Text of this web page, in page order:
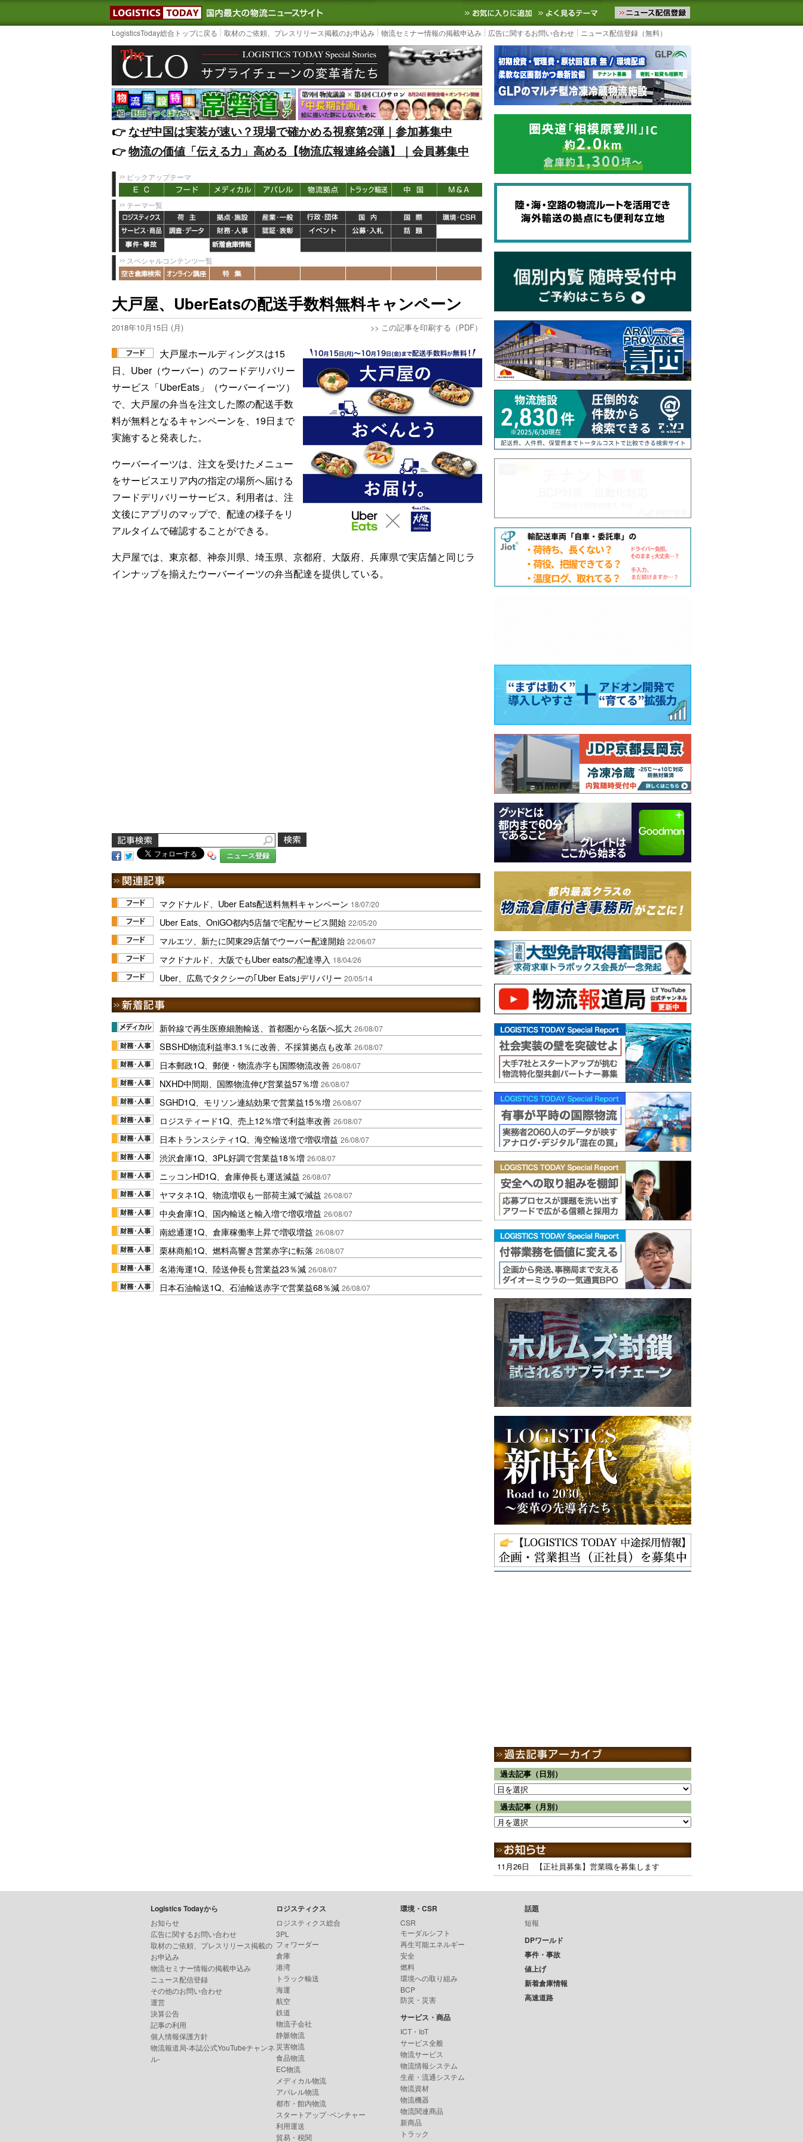
LOGISTICS TODAY｜国内最大の物流ニュースサイト3PL, SCMなど国内外の最新の物流ニュースをお届けします。物流ニュースメール配信を登録す
お気に入りに追加 よく見るテーマ
LogisticsToday総合トップに戻る 取材のご依頼、プレスリリース掲載のお申込み 物流セミナー情報の掲載申込み 広告に関するお問い合わせ ニュース配信登録（無料）
👉️なぜ中国は実装が速い？現場で確かめる視察第2弾｜参加募集中
👉️物流の価値「伝える力」高める【物流広報連絡会議】｜会員募集中
ピックアップテーマ
テーマ一覧
スペシャルコンテンツ一覧
大戸屋、UberEatsの配送手数料無料キャンペーン
2018年10月15日 (月) >> この記事を印刷する（PDF）
大戸屋ホールディングスは15
日、Uber（ウーバー）のフードデリバリー
サービス「UberEats」（ウーバーイーツ）
で、大戸屋の弁当を注文した際の配送手数
料が無料となるキャンペーンを、19日まで
実施すると発表した。
ウーバーイーツは、注文を受けたメニュー
をサービスエリア内の指定の場所へ届ける
フードデリバリーサービス。利用者は、注
文後にアプリのマップで、配達の様子をリ
アルタイムで確認することができる。
大戸屋では、東京都、神奈川県、埼玉県、京都府、大阪府、兵庫県で実店舗と同じラ
インナップを揃えたウーバーイーツの弁当配達を提供している。
ニュース登録
マクドナルド、Uber Eats配送料無料キャンペーン 18/07/20
Uber Eats、OniGO都内5店舗で宅配サービス開始 22/05/20
マルエツ、新たに関東29店舗でウーバー配達開始 22/06/07
マクドナルド、大阪でもUber eatsの配達導入 18/04/26
Uber、広島でタクシーの｢Uber Eats｣デリバリー 20/05/14
新幹線で再生医療細胞輸送、首都圏から名阪へ拡大 26/08/07
SBSHD物流利益率3.1％に改善、不採算拠点も改革 26/08/07
日本郵政1Q、郵便・物流赤字も国際物流改善 26/08/07
NXHD中間期、国際物流伸び営業益57％増 26/08/07
SGHD1Q、モリソン連結効果で営業益15％増 26/08/07
ロジスティード1Q、売上12％増で利益率改善 26/08/07
日本トランスシティ1Q、海空輸送増で増収増益 26/08/07
渋沢倉庫1Q、3PL好調で営業益18％増 26/08/07
ニッコンHD1Q、倉庫伸長も運送減益 26/08/07
ヤマタネ1Q、物流増収も一部荷主減で減益 26/08/07
中央倉庫1Q、国内輸送と輸入増で増収増益 26/08/07
南総通運1Q、倉庫稼働率上昇で増収増益 26/08/07
栗林商船1Q、燃料高響き営業赤字に転落 26/08/07
名港海運1Q、陸送伸長も営業益23％減 26/08/07
日本石油輸送1Q、石油輸送赤字で営業益68％減 26/08/07
過去記事（日別）
過去記事（月別）
11月26日 【正社員募集】営業職を募集します
Logistics Todayから
お知らせ
広告に関するお問い合わせ
取材のご依頼、プレスリリース掲載の
お申込み
物流セミナー情報の掲載申込み
ニュース配信登録
その他のお問い合わせ
運営
決算公告
記事の利用
個人情報保護方針
物流報道局-本誌公式YouTubeチャンネ
ル-
ロジスティクス
ロジスティクス総合
3PL
フォワーダー
倉庫
港湾
トラック輸送
海運
航空
鉄道
物流子会社
静脈物流
災害物流
食品物流
EC物流
メディカル物流
アパレル物流
都市・館内物流
スタートアップ･ベンチャー
利用運送
貿易・税関
環境・CSR
CSR
モーダルシフト
再生可能エネルギー
安全
燃料
環境への取り組み
BCP
防災・災害
サービス・商品
ICT・IoT
サービス全般
物流サービス
物流情報システム
生産・流通システム
物流資材
物流機器
物流関連商品
新商品
トラック
話題
短報
DPワールド
事件・事故
値上げ
新着倉庫情報
高速道路